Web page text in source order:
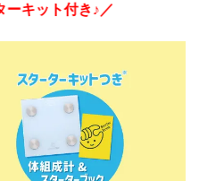
ーキット付き♪／